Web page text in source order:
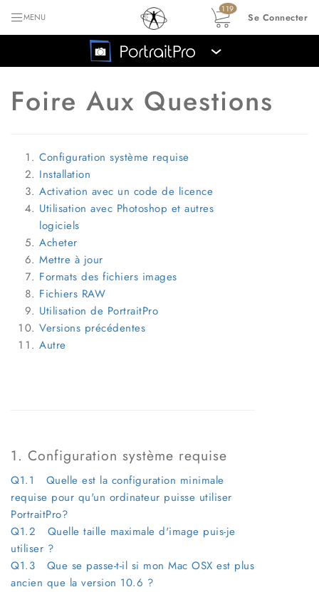
MENU
119
Se Connecter
›
Foire Aux Questions
Configuration système requise
Installation
Activation avec un code de licence
Utilisation avec Photoshop et autres
logiciels
Acheter
Mettre à jour
Formats des fichiers images
Fichiers RAW
Utilisation de PortraitPro
Versions précédentes
Autre
1. Configuration système requise
Q1.1 Quelle est la configuration minimale
requise pour qu'un ordinateur puisse utiliser
PortraitPro?
Q1.2 Quelle taille maximale d'image puis-je
utiliser ?
Q1.3 Que se passe-t-il si mon Mac OSX est plus
ancien que la version 10.6 ?